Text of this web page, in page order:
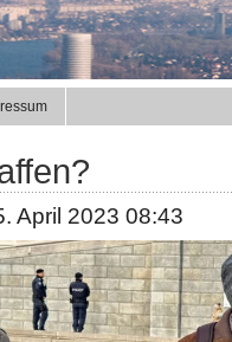
April 2023 08:43